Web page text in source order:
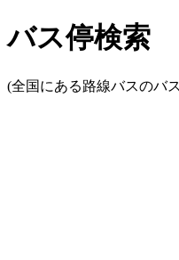
バス停検索
(全国にある路線バスのバ